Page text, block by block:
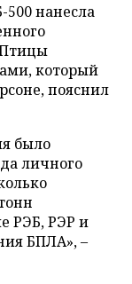
нанесла
который
пояснил
было
личного
РЭБ, РЭР и
БПЛА», –